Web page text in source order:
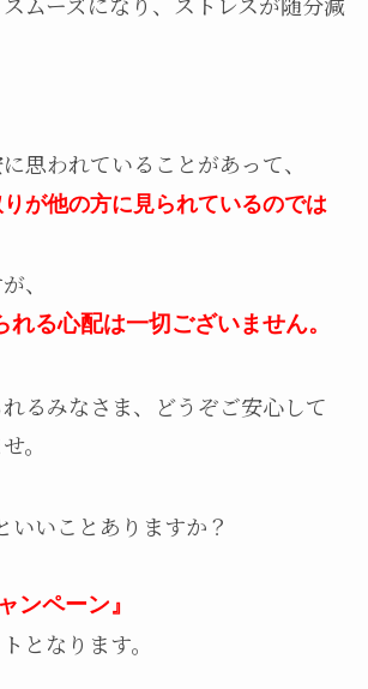
思われていることがあって、
が他の方に見られているのでは
、
れる心配は一切ございません。
るみなさま、どうぞご安心して
。
いことありますか？
ンペーン』
となります。